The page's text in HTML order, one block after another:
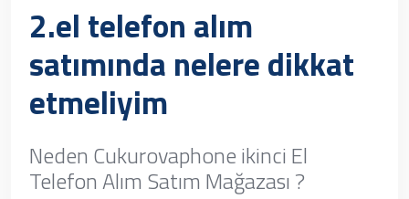
2.el telefon alım
satımında nelere dikkat
etmeliyim
Neden Cukurovaphone ikinci El
Telefon Alım Satım Mağazası ?